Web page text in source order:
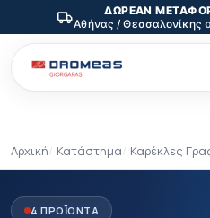
ΔΩΡΕΑΝ
Αθήνας / Θεσσαλονίκης
Αρχική Κατάστημα Καρέκλες
4 ΠΡΟΪΟΝΤΑ